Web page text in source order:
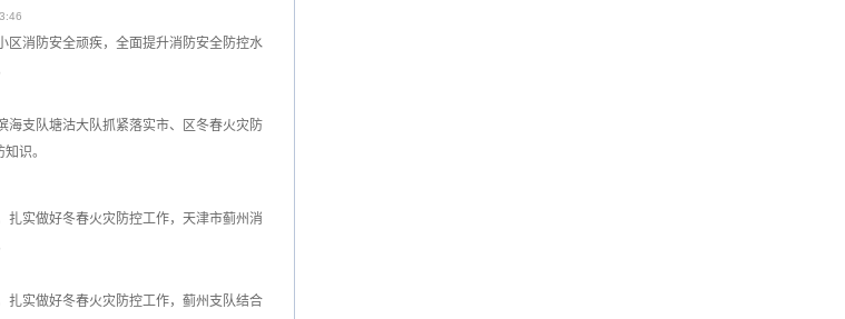
区消防安全顽疾，全面提升消防安全防控水
海支队塘沽大队抓紧落实市、区冬春火灾防
识。
扎实做好冬春火灾防控工作，天津市蓟州消
扎实做好冬春火灾防控工作，蓟州支队结合